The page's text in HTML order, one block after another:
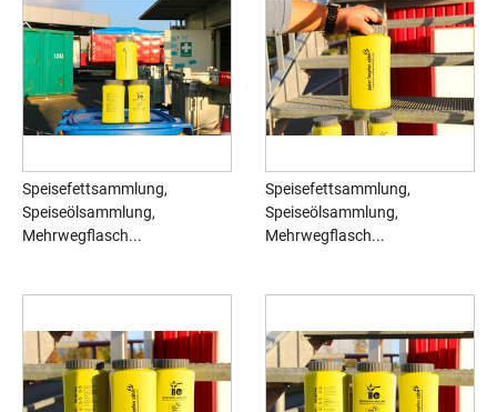
Speisefettsammlung,
Speiseölsammlung,
Mehrwegflasch...
Speisefettsammlung,
Speiseölsammlung,
Mehrwegflasch...